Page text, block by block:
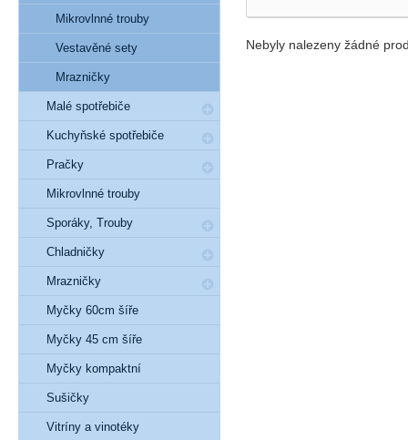
Nebyly nalezeny žádné
Mikrovlnné trouby
Vestavěné sety
Mrazničky
Malé spotřebiče
Kuchyňské spotřebiče
Pračky
Mikrovlnné trouby
Sporáky, Trouby
Chladničky
Mrazničky
Myčky 60cm šíře
Myčky 45 cm šíře
Myčky kompaktní
Sušičky
Vitríny a vinotéky